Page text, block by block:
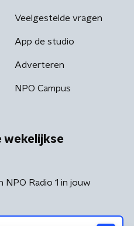
Veelgestelde vragen
App de studio
Adverteren
NPO Campus
wekelijkse
NPO Radio 1 in jouw